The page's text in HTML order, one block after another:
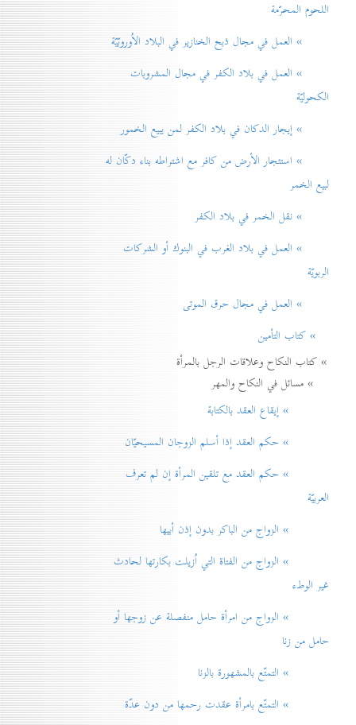
اللحوم المحرّمة
» العمل في مجال ذبح الخنازير في البلاد الاُوروبّيّة
» العمل في بلاد الكفر في مجال المشروبات
الكحوليّة
» إيجار الدكان في بلاد الكفر لمن يبيع الخمور
» استئجار الأرض من كافر مع اشتراطه بناء دكّان له
لبيع الخمر
» نقل الخمر في بلاد الكفر
» العمل في بلاد الغرب في البنوك أو الشركات
الربويّة
» العمل في مجال حرق الموتی
» كتاب التأمين
» كتاب النكاح وعلاقات الرجل بالمرأة
» مسائل في النكاح والمهر
» إيقاع العقد بالكتابة
» حكم العقد إذا أسلم الزوجان المسيحيّان
» حكم العقد مع تلقين المرأة إن لم تعرف
العربيّة
» الزواج من الباكر بدون إذن أبيها
» الزواج من الفتاة التي اُزيلت بكارتها لحادث
غير الوطء
» الزواج من امرأة حامل منفصلة عن زوجها أو
حامل من زنا
» التمتّع بالمشهورة بالزنا
» التمتّع بامرأة عقدت رحمها من دون عدّة